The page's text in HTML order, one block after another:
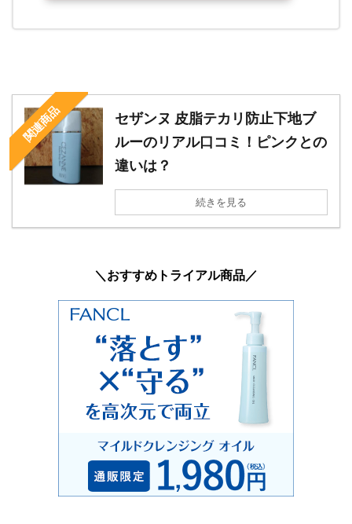
関連商品
セザンヌ 皮脂テカリ防止下地ブ
ルーのリアル口コミ！ピンクとの
違いは？
続きを見る
＼おすすめトライアル商品／